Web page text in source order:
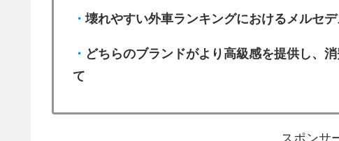
・壊れやすい外車ランキングにおけるメルセ
・ どちらのブランドがより高級感を提供し、
て
スポンサ